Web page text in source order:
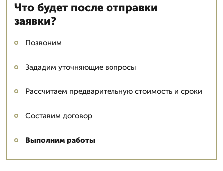
Что будет после отправки
заявки?
Позвоним
Зададим уточняющие вопросы
Рассчитаем предварительную стоимость и сроки
Составим договор
Выполним работы